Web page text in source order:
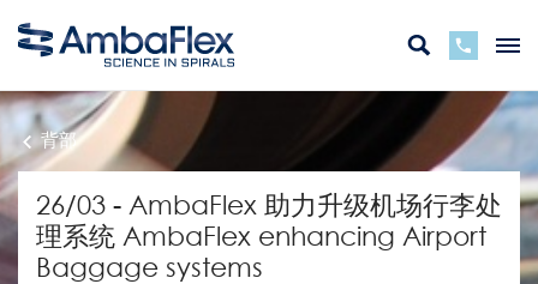
背部
26/03 - AmbaFlex 助力升级机场行李处
理系统 AmbaFlex enhancing Airport
Baggage systems